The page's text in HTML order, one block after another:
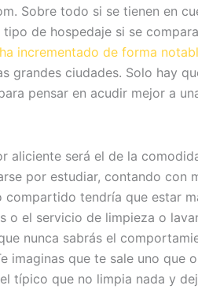
Sobre todo si se tienen en
de hospedaje si se
incrementado de forma
grandes ciudades. Solo hay
pensar en acudir mejor a
aliciente será el de la
por estudiar, contando con
compartido tendría que estar
o el servicio de limpieza o
nunca sabrás el
imaginas que te sale uno que
típico que no limpia nada y